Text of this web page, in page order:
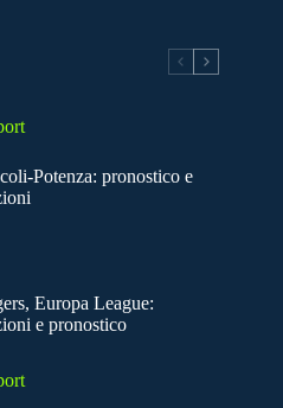
Potenza: pronostico e
Europa League:
e pronostico